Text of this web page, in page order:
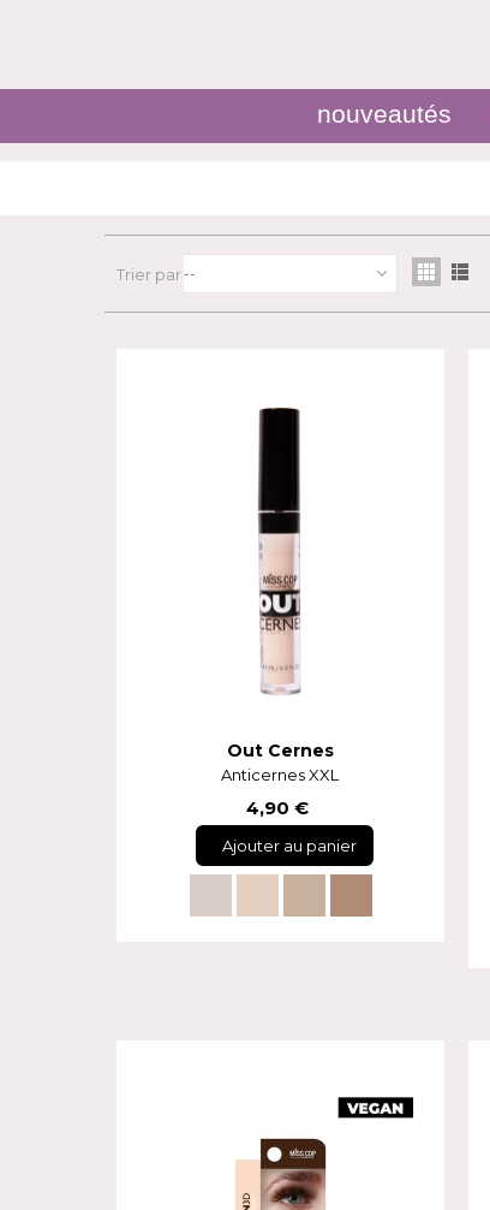
nouveautés
Trier par--
Out Cernes
Anticernes XXL
4,90 €
Ajouter au panier